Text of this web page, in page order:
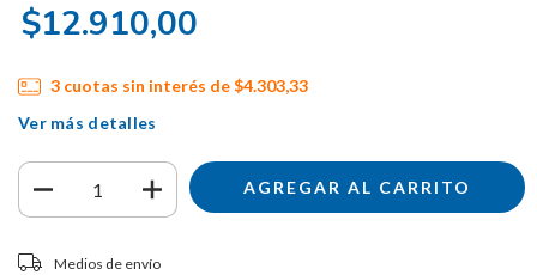
$12.910,00
3 cuotas sin interés de$4.303,33
Ver más detalles
Entregas para el CP:
Medios de envío